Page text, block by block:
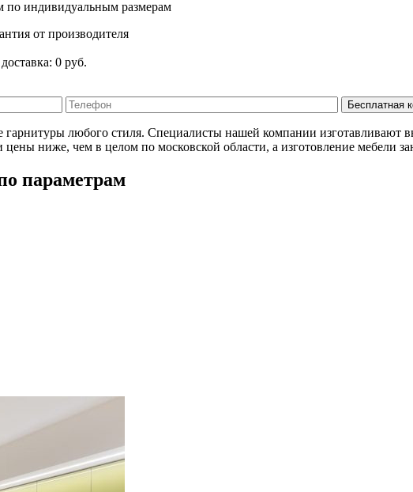
индивидуальным размерам
от производителя
0 руб.
любого стиля. Специалисты нашей компании изготавливают
ниже, чем в целом по московской области, а изготовление мебели
параметрам